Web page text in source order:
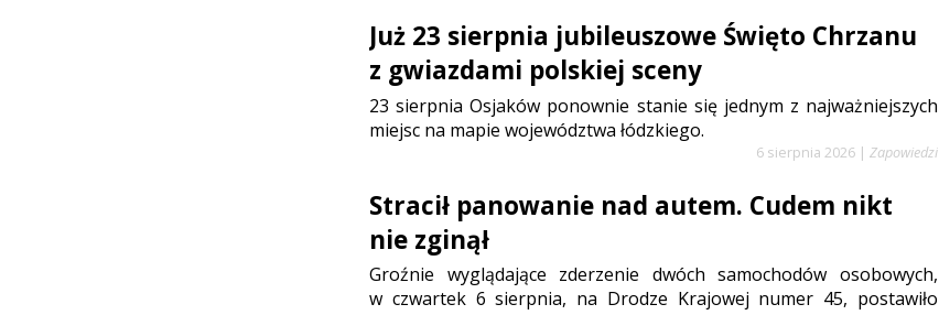
Już 23 sierpnia jubileuszowe Święto Chrzanu
z gwiazdami polskiej sceny
23 sierpnia Osjaków ponownie stanie się jednym z najważniejszych
miejsc na mapie województwa łódzkiego.
6 sierpnia 2026 | Zapowiedzi
Stracił panowanie nad autem. Cudem nikt
nie zginął
Groźnie wyglądające zderzenie dwóch samochodów osobowych,
w czwartek 6 sierpnia, na Drodze Krajowej numer 45, postawiło